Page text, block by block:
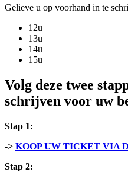
Gelieve u op voorhand in te
12u
13u
14u
15u
Volg deze twee
schrijven voor uw
Stap 1:
-> KOOP UW TICKET VIA
Stap 2: